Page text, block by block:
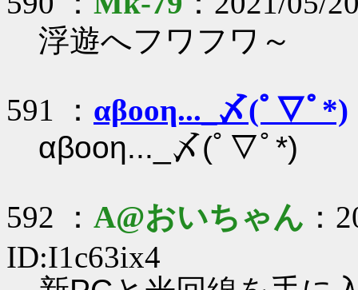
浮遊へフワフワ～
591 ： αβοοη..._〆(ﾟ▽ﾟ*)
αβοοη..._〆(ﾟ▽ﾟ*)
592 ： A@おいちゃん ：
ID:I1c63ix4